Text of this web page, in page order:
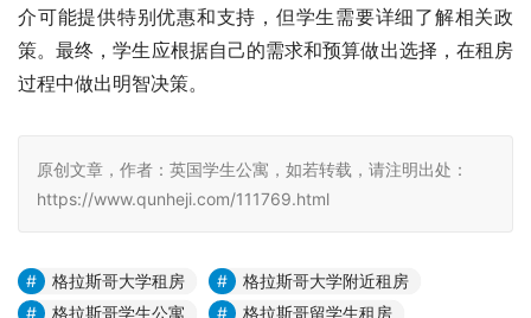
介可能提供特别优惠和支持，但学生需要详细了解相关政
策。最终，学生应根据自己的需求和预算做出选择，在租房
过程中做出明智决策。
原创文章，作者：英国学生公寓，如若转载，请注明出处：
https://www.qunheji.com/111769.html
格拉斯哥大学租房
格拉斯哥大学附近租房
格拉斯哥学生公寓
格拉斯哥留学生租房